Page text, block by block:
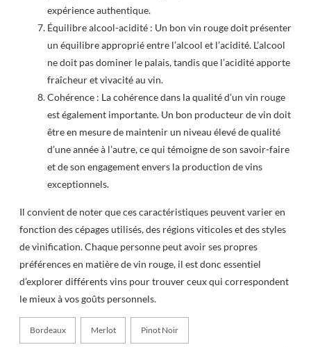
expérience authentique.
Équilibre alcool-acidité : Un bon vin rouge doit présenter
un équilibre approprié entre l’alcool et l’acidité. L’alcool
ne doit pas dominer le palais, tandis que l’acidité apporte
fraîcheur et vivacité au vin.
Cohérence : La cohérence dans la qualité d’un vin rouge
est également importante. Un bon producteur de vin doit
être en mesure de maintenir un niveau élevé de qualité
d’une année à l’autre, ce qui témoigne de son savoir-faire
et de son engagement envers la production de vins
exceptionnels.
Il convient de noter que ces caractéristiques peuvent varier en
fonction des cépages utilisés, des régions viticoles et des styles
de vinification. Chaque personne peut avoir ses propres
préférences en matière de vin rouge, il est donc essentiel
d’explorer différents vins pour trouver ceux qui correspondent
le mieux à vos goûts personnels.
Bordeaux Merlot Pinot Noir